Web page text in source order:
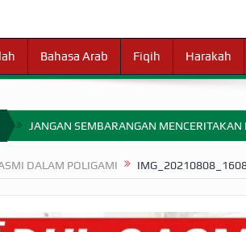
Bahasa Arab Fiqih Harakah
JANGAN SEMBARANGAN MENCERITAKAN
BAGAIMANA CARA MEMBAYAR ZAKAT
DALAM POLIGAMI